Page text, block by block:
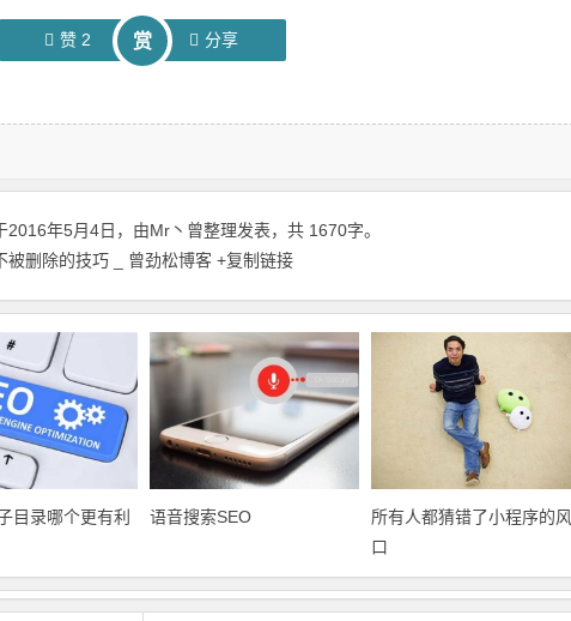
赞 2 赏 分享
2016年5月4日，由Mr丶曾整理发表，共 1670字。
被删除的技巧 _ 曾劲松博客 +复制链接
目录哪个更有利
语音搜索SEO
所有人都猜错了小程序的风
口